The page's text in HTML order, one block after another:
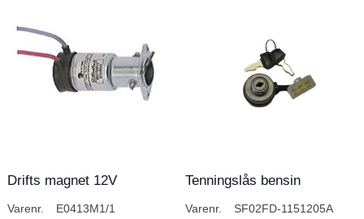
Drifts magnet 12V
Varenr. E0413M1/1
Tenningslås bensin
Varenr. SF02FD-1151205A